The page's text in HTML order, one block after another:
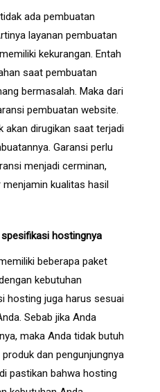
ada pembuatan
layanan pembuatan
kekurangan. Entah
saat pembuatan
bermasalah. Maka dari
pembuatan website.
akan dirugikan saat terjadi
Garansi perlu
menjadi cerminan,
kualitas hasil
hostingnya
beberapa paket
kebutuhan
hosting juga harus sesuai
Sebab jika Anda
maka Anda tidak butuh
dan pengunjungnya
pastikan bahwa hosting